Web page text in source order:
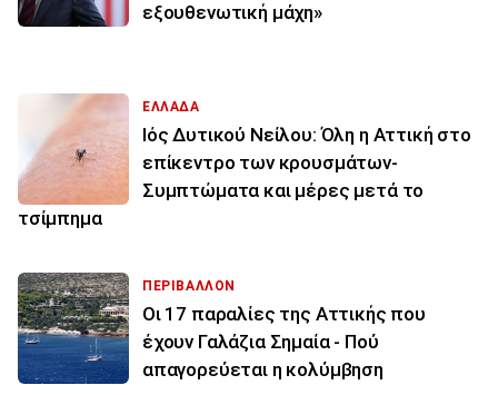
εξουθενωτική μάχη»
ΕΛΛΑΔΑ
Ιός Δυτικού Νείλου: Όλη η Αττική στο
επίκεντρο των κρουσμάτων-
Συμπτώματα και μέρες μετά το
τσίμπημα
ΠΕΡΙΒΑΛΛΟΝ
Οι 17 παραλίες της Αττικής που
έχουν Γαλάζια Σημαία - Πού
απαγορεύεται η κολύμβηση